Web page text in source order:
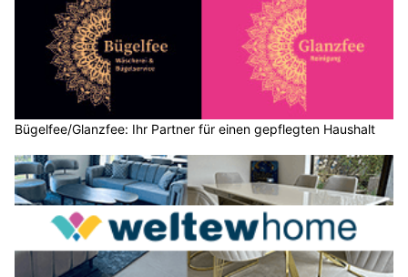
Bügelfee/Glanzfee: Ihr Partner für einen gepflegten Haushalt